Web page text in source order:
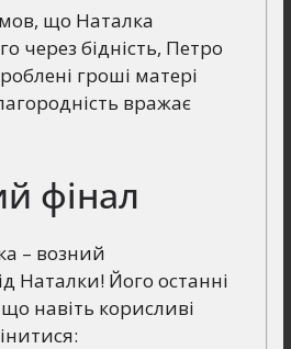
що Наталка
через бідність, Петро
гроші матері
вражає
фінал
– возний
Наталки! Його останні
навіть корисливі